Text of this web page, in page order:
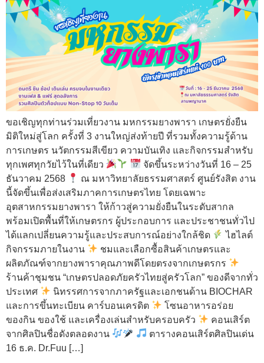
ขอเชิญทุกท่านร่วมเที่ยวงาน มหกรรมยางพารา เกษตรยั่งยืน
มิติใหม่สู่โลก ครั้งที่ 3 งานใหญ่ส่งท้ายปี ที่รวมทั้งความรู้ด้าน
การเกษตร นวัตกรรมสีเขียว ความบันเทิง และกิจกรรมสำหรับ
ทุกเพศทุกวัยไว้ในที่เดียว
จัดขึ้นระหว่างวันที่ 16 – 25
ธันวาคม 2568
ณ มหาวิทยาลัยธรรมศาสตร์ ศูนย์รังสิต งาน
นี้จัดขึ้นเพื่อส่งเสริมภาคการเกษตรไทย โดยเฉพาะ
อุตสาหกรรมยางพารา ให้ก้าวสู่ความยั่งยืนในระดับสากล
พร้อมเปิดพื้นที่ให้เกษตรกร ผู้ประกอบการ และประชาชนทั่วไป
ได้แลกเปลี่ยนความรู้และประสบการณ์อย่างใกล้ชิด
ไฮไลต์
กิจกรรมภายในงาน
ชมและเลือกซื้อสินค้าเกษตรและ
ผลิตภัณฑ์จากยางพาราคุณภาพดีโดยตรงจากเกษตรกร
ร้านค้าชุมชน “เกษตรปลอดภัยครัวไทยสู่ครัวโลก” ของดีจากทั่ว
ประเทศ
นิทรรศการจากภาครัฐและเอกชนด้าน BIOCHAR
และการขึ้นทะเบียน คาร์บอนเครดิต
โซนอาหารอร่อย
ของกิน ของใช้ และเครื่องเล่นสำหรับครอบครัว
คอนเสิร์ต
จากศิลปินชื่อดังตลอดงาน
ตารางคอนเสิร์ตศิลปินเด่น
16 ธ.ค. Dr.Fuu […]